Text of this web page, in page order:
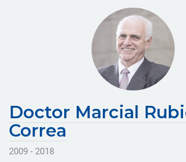
Doctor Marcial
Correa
2009 - 2018